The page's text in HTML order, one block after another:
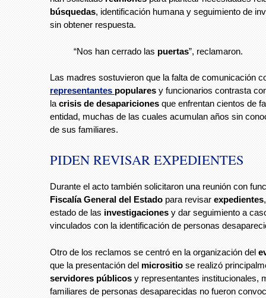
búsquedas, identificación humana y seguimiento de
sin obtener respuesta.
“Nos han cerrado las puertas”, reclamaron.
Las madres sostuvieron que la falta de comunicación
representantes populares y funcionarios contrasta
la crisis de desapariciones que enfrentan cientos de
entidad, muchas de las cuales acumulan años sin
de sus familiares.
PIDEN REVISAR EXPEDIENTES
Durante el acto también solicitaron una reunión con
Fiscalía General del Estado para revisar expedientes
estado de las investigaciones y dar seguimiento a
vinculados con la identificación de personas
Otro de los reclamos se centró en la organización del
que la presentación del micrositio se realizó
servidores públicos y representantes institucionales,
familiares de personas desaparecidas no fueron